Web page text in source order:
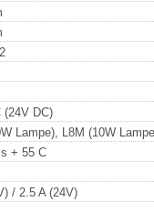
(24V DC)
Lampe), L8M (10W
+ 55 C
/ 2.5 A (24V)